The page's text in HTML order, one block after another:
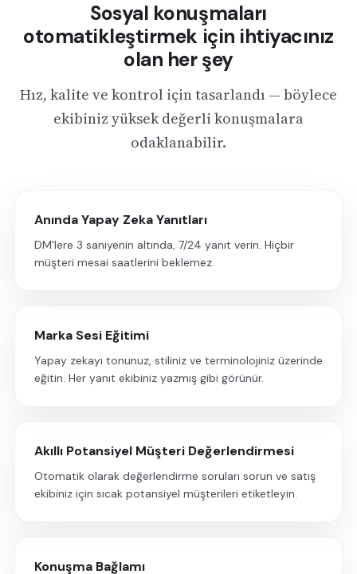
Sosyal konuşmaları
otomatikleştirmek için ihtiyacınız
olan her şey
Hız, kalite ve kontrol için tasarlandı — böylece
ekibiniz yüksek değerli konuşmalara
odaklanabilir.
Anında Yapay Zeka Yanıtları
DM'lere 3 saniyenin altında, 7/24 yanıt verin. Hiçbir
müşteri mesai saatlerini beklemez.
Marka Sesi Eğitimi
Yapay zekayı tonunuz, stiliniz ve terminolojiniz üzerinde
eğitin. Her yanıt ekibiniz yazmış gibi görünür.
Akıllı Potansiyel Müşteri Değerlendirmesi
Otomatik olarak değerlendirme soruları sorun ve satış
ekibiniz için sıcak potansiyel müşterileri etiketleyin.
Konuşma Bağlamı